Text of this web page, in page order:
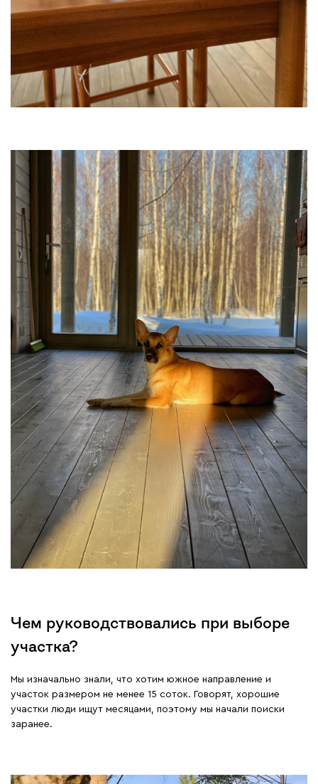
Чем руководствовались при выборе
участка?
Мы изначально знали, что хотим южное направление и
участок размером не менее 15 соток. Говорят, хорошие
участки люди ищут месяцами, поэтому мы начали поиски
заранее.